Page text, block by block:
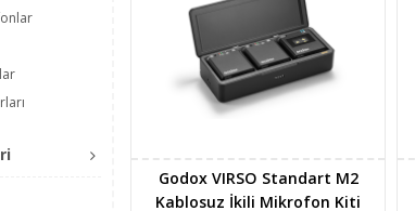
Godox VIRSO Standart M2
Kablosuz İkili Mikrofon Kiti